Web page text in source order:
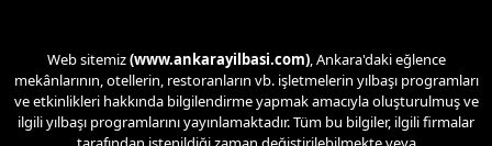
Web sitemiz(www.ankarayilbasi.com), Ankara'daki eğlence
mekânlarının, otellerin, restoranların vb. işletmelerin yılbaşı programları
ve etkinlikleri hakkında bilgilendirme yapmak amacıyla oluşturulmuş ve
ilgili yılbaşı programlarını yayınlamaktadır. Tüm bu bilgiler, ilgili firmalar